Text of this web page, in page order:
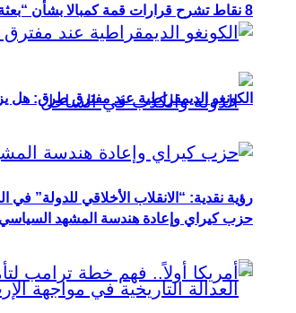
8 نقاط تشرح قرارات قمة كمبالا بشأن “بعثة أوصوم” في الصومال؟
رؤية نقدية: “الانقلاب الأخلاقي للدولة” في
الكونغو الديمقراطية عند مفترق طرق: هل
حزب كيراي وإعادة هندسة المشهد